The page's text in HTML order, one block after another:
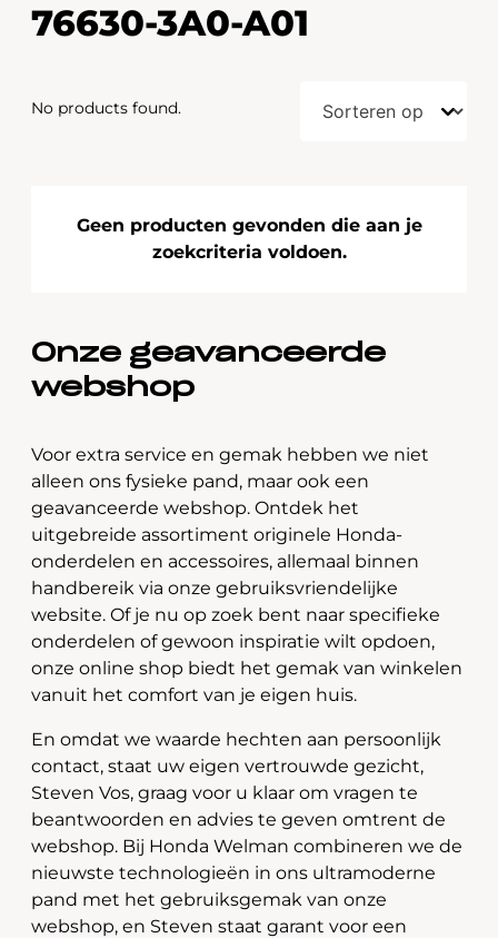
76630-3A0-A01
No products found.
Geen producten gevonden die aan je
zoekcriteria voldoen.
Onze geavanceerde
webshop
Voor extra service en gemak hebben we niet
alleen ons fysieke pand, maar ook een
geavanceerde webshop. Ontdek het
uitgebreide assortiment originele Honda-
onderdelen en accessoires, allemaal binnen
handbereik via onze gebruiksvriendelijke
website. Of je nu op zoek bent naar specifieke
onderdelen of gewoon inspiratie wilt opdoen,
onze online shop biedt het gemak van winkelen
vanuit het comfort van je eigen huis.
En omdat we waarde hechten aan persoonlijk
contact, staat uw eigen vertrouwde gezicht,
Steven Vos, graag voor u klaar om vragen te
beantwoorden en advies te geven omtrent de
webshop. Bij Honda Welman combineren we de
nieuwste technologieën in ons ultramoderne
pand met het gebruiksgemak van onze
webshop, en Steven staat garant voor een